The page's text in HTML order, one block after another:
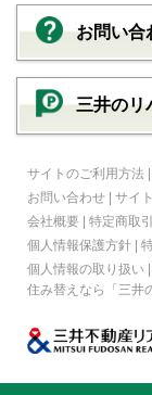
お問い合
三井のリ
サイトのご利用方法 |
お問い合わせ | サイ
会社概要 | 特定商取
個人情報保護方針 |
個人情報の取り扱い |
住み替えなら
「三井